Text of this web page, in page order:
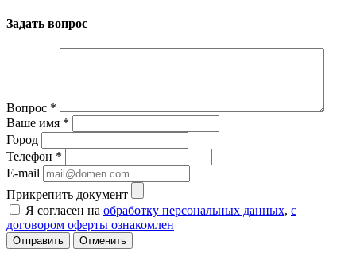
Задать вопрос
Вопрос *
Ваше имя *
Город
Телефон *
E-mail
Прикрепить документ
Я согласен на обработку персональных данных, с
договором оферты ознакомлен
Отменить